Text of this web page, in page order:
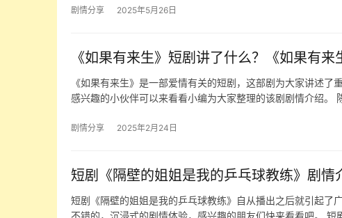
剧情分享 2025年5月26日
《如果有来生》短剧讲了什么？《如果有来
《如果有来生》是一部爱情有关的短剧，这部剧为大家讲述了
感兴趣的小伙伴可以来看看小编为大家整理的该剧剧情介绍。
剧情分享 2025年2月24日
短剧《隔壁的姐姐是我的乒乓球教练》剧情
短剧《隔壁的姐姐是我的乒乓球教练》自从播出之后就引起了
不错的，沉浸式的剧情体验，感兴趣的朋友们快来看看吧。 短